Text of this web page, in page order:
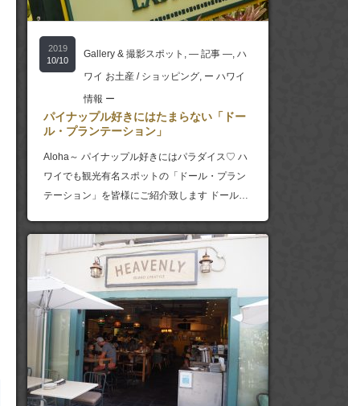
2019
10/10
Gallery & 撮影スポット , ― 記事 ―, ハ
ワイ お土産 / ショッピング, ー ハワイ
情報 ー
パイナップル好きにはたまらない「ドー
ル・プランテーション」
Aloha～ パイナップル好きにはパラダイス♡ ハ
ワイでも観光有名スポットの「ドール・プラン
テーション」を皆様にご紹介致します ドール…